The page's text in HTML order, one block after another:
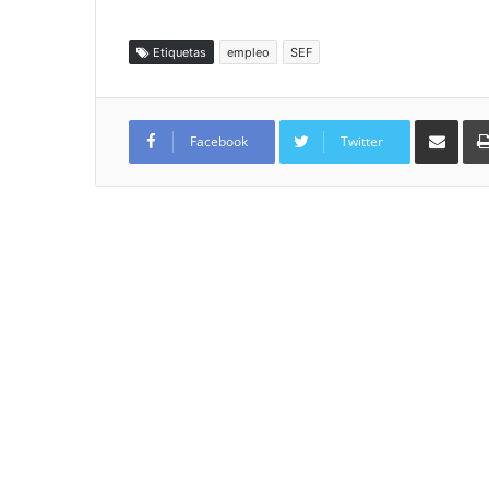
Etiquetas empleo SEF
Facebook Twitter
Compartir